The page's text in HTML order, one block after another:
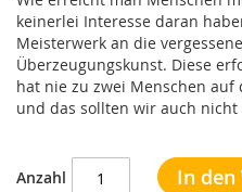
keinerlei Interesse daran
Meisterwerk an die
Überzeugungskunst. Diese
hat nie zu zwei Menschen auf
und das sollten wir auch nicht
Anzahl In